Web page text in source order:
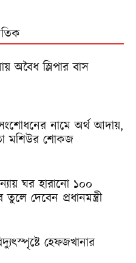
অবৈধ স্লিপার বাস
নামে অর্থ আদায়,
মশিউর শোকজ
ঘর হারানো ১০০
দেবেন প্রধানমন্ত্রী
হেফজখানার